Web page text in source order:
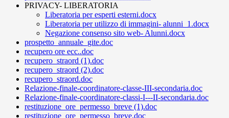
PRIVACY- LIBERATORIA
Liberatoria per esperti esterni.docx
Liberatoria per utilizzo di immagini- alunni_1.docx
Negazione consenso sito web- Alunni.docx
prospetto_annuale_gite.doc
recupero ore ecc..doc
recupero_straord (1).doc
recupero_straord (2).doc
recupero_straord.doc
Relazione-finale-coordinatore-classe-III-secondaria.doc
Relazione-finale-coordinatore-classi-I---II-secondaria.doc
restituzione_ore_permesso_breve (1).doc
restituzione_ore_permesso_breve.doc